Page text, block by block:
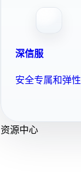
深信服
安全专属和弹
资源中心